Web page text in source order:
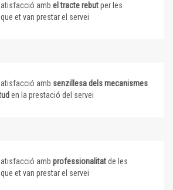
amb el tracte rebutper les
et van prestar el servei
amb senzillesa dels mecanismes
en la prestació del servei
amb professionalitatde les
et van prestar el servei